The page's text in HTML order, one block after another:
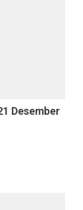
Desember